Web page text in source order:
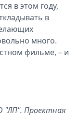
в этом году,
в
много.
фильме, – и
"ЛП". Проектная